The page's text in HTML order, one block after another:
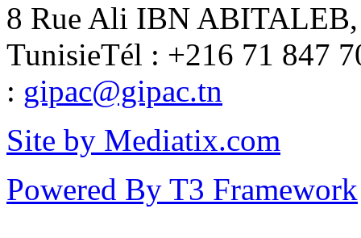
8 Rue Ali IBN ABITALEB,
TunisieTél : +216 71 847
: gipac@gipac.tn
Site by Mediatix.com
Powered By T3 Framework